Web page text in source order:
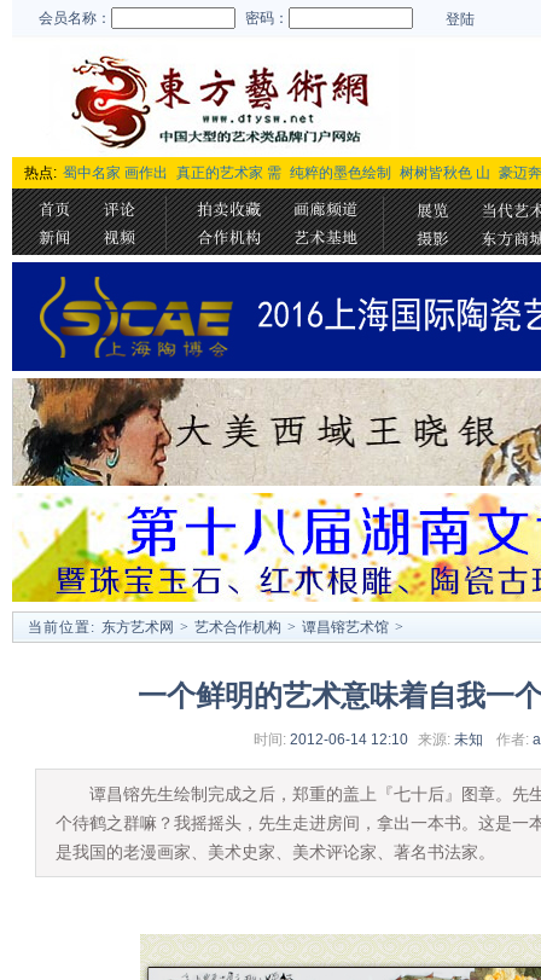
会员名称： 密码： 登陆
热点: 蜀中名家 画作出 真正的艺术家 需 纯粹的墨色绘制 树树皆秋色 山 豪迈
当前位置: 东方艺术网 > 艺术合作机构 > 谭昌镕艺术馆 >
一个鲜明的艺术意味着自我一
时间: 2012-06-14 12:10 来源: 未知 作者:
谭昌镕先生绘制完成之后，郑重的盖上『七十后』图章。先
个待鹤之群嘛？我摇摇头，先生走进房间，拿出一本书。这是一
是我国的老漫画家、美术史家、美术评论家、著名书法家。